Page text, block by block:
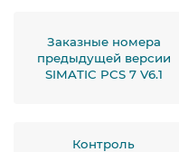
Заказные номера
предыдущей версии
SIMATIC PCS 7 V6.1
Контроль